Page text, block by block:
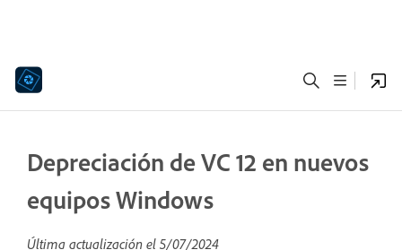
Depreciación de VC 12 en nuevos
equipos Windows
Última actualización el 5/07/2024